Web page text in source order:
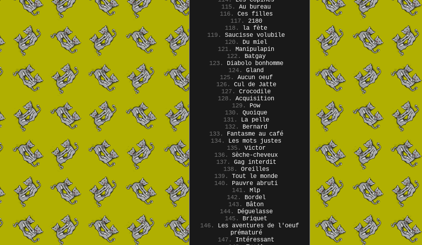
115. Au bureau
116. Ces filles
117. 2180
118.
la fète
119. Saucisse volubile
120. Du miel
121. Manipulapin
122.
Batgay
123.
Diabolo bonhomme
124. Gland
125. Aucun oeuf
126. Cul de Jatte
127. Crocodile
128. Acquisition
129. Pow
130. Quoique
131.
La pelle
132. Bernard
133.
Fantasme au café
134. Les mots justes
135. Victor
136. Sèche-cheveux
137. Gag interdit
138. Oreilles
139. Tout le monde
140. Pauvre abruti
141. Mlp
142.
Bordel
143. Bâton
144.
Déguelasse
145. Briquet
146. Les aventures de l'oeuf
prématuré
147. Intéressant